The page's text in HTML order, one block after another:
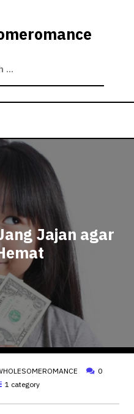
Jajan agar
0
1 category